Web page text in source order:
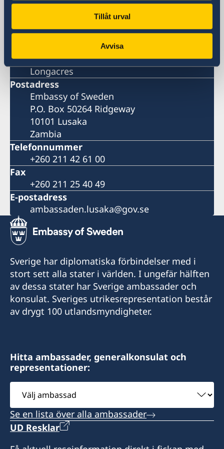
Tillåt urval
Avvisa
Besöksadress
Haile Selassie Avenue
Opposite Ndeke House
Longacres
Postadress
Embassy of Sweden
P.O. Box 50264 Ridgeway
10101 Lusaka
Zambia
Telefonnummer
+260 211 42 61 00
Fax
+260 211 25 40 49
E-postadress
ambassaden.lusaka@gov.se
Sverige har diplomatiska förbindelser med i
stort sett alla stater i världen. I ungefär hälften
av dessa stater har Sverige ambassader och
konsulat. Sveriges utrikesrepresentation består
av drygt 100 utlandsmyndigheter.
Hitta ambassader, generalkonsulat och
representationer:
Välj
ambassad
Se en lista över alla ambassader
UD Resklar